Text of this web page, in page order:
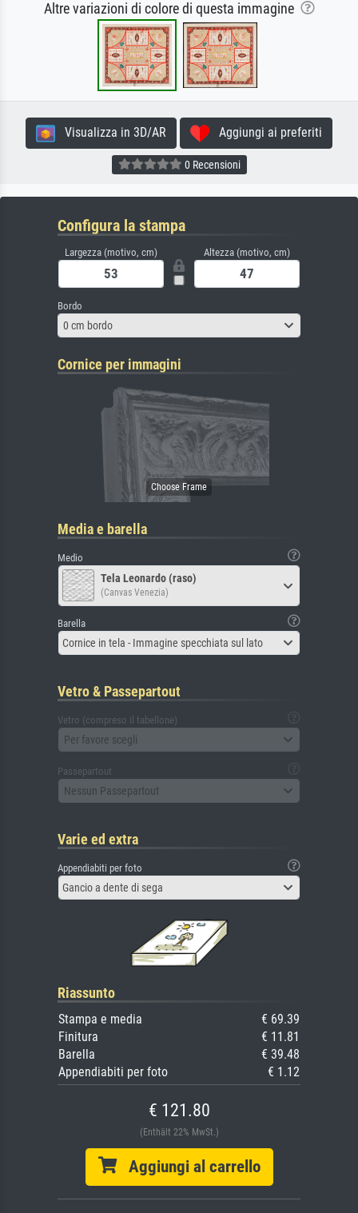
Altre variazioni di colore di questa immagine
Visualizza in 3D/AR Aggiungi ai preferiti
0 Recensioni
Configura la stampa
Largezza (motivo, cm) Altezza (motivo, cm)
Bordo
0 cm bordo
Cornice per immagini
Media e barella
Medio
Tela Leonardo (raso)
(Canvas Venezia)
Barella
Cornice in tela - Immagine specchiata sul lato
Vetro & Passepartout
Vetro (compreso il tabellone)
Per favore scegli
Passepartout
Nessun Passepartout
Varie ed extra
Appendiabiti per foto
Gancio a dente di sega
Riassunto
Stampa e media
€ 69.39
Finitura
€ 11.81
Barella
€ 39.48
Appendiabiti per foto
€ 1.12
€ 121.80
(Enthält 22% MwSt.)
Aggiungi al carrello